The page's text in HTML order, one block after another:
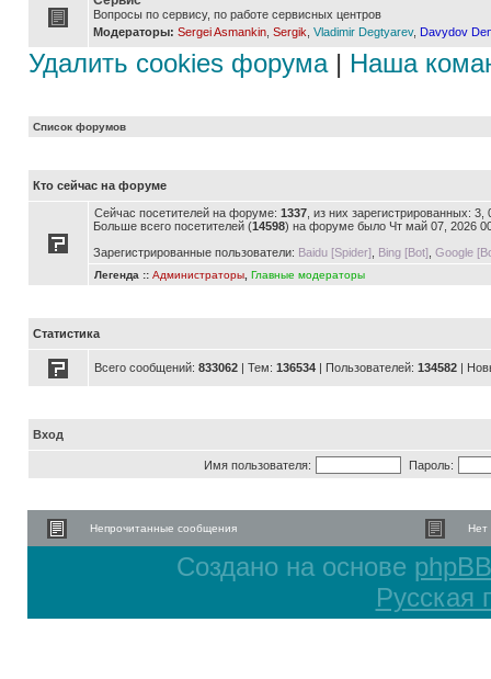
Вопросы по сервису, по работе сервисных центров
Модераторы: Sergei Asmankin Sergik Vladimir Degtyarev, Davydov
Удалить cookies форума| Наша
Список форумов
Кто сейчас на форуме
Сейчас посетителей на форуме: 1337 , из них зарегистрированных:
Больше всего посетителей (14598) на форуме было Чт май 07, 2026
Зарегистрированные пользователи: Baidu [Spider] Bing [Bot] Google
Легенда :: Администраторы Главные модераторы
Статистика
Всего сообщений: 833062 | Тем: 136534 | Пользователей: 134582 |
Вход
Имя пользователя: Пароль:
Непрочитанные сообщения Нет
Создано на основе phpBB
Русская